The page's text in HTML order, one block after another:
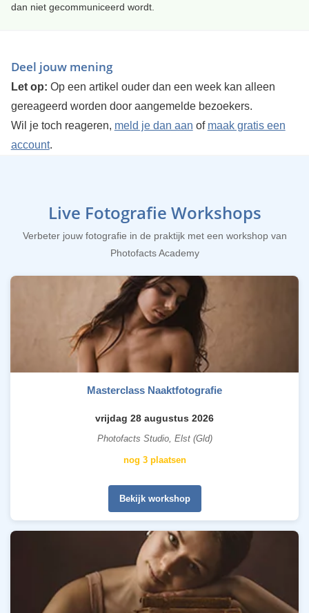
dan niet gecommuniceerd wordt.
Deel jouw mening
Let op: Op een artikel ouder dan een week kan alleen
gereageerd worden door aangemelde bezoekers.
Wil je toch reageren, meld je dan aan of maak gratis een
account.
Live Fotografie Workshops
Verbeter jouw fotografie in de praktijk met een workshop van
Photofacts Academy
Masterclass Naaktfotografie
vrijdag 28 augustus 2026
Photofacts Studio, Elst (Gld)
nog 3 plaatsen
Bekijk workshop